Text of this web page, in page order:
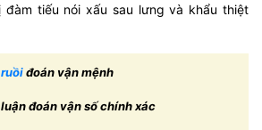
tiếu nói xấu sau lưng và khẩu thiệt
đoán vận mệnh
luận đoán vận số chính xác